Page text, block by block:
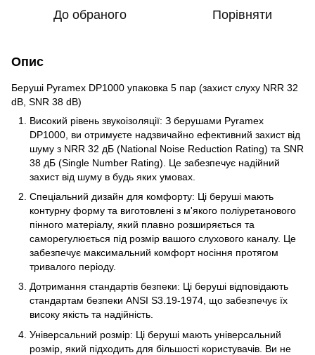
До обраного Порівняти
Опис
Беруші Pyramex DP1000 упаковка 5 пар (захист слуху NRR 32
dB, SNR 38 dB)
Високий рівень звукоізоляції: З берушами Pyramex
DP1000, ви отримуєте надзвичайно ефективний захист від
шуму з NRR 32 дБ (National Noise Reduction Rating) та SNR
38 дБ (Single Number Rating). Це забезпечує надійний
захист від шуму в будь яких умовах.
Спеціальний дизайн для комфорту: Ці беруші мають
контурну форму та виготовлені з м'якого поліуретанового
пінного матеріалу, який плавно розширяється та
саморегулюється під розмір вашого слухового каналу. Це
забезпечує максимальний комфорт носіння протягом
тривалого періоду.
Дотримання стандартів безпеки: Ці беруші відповідають
стандартам безпеки ANSI S3.19-1974, що забезпечує їх
високу якість та надійність.
Універсальний розмір: Ці беруші мають універсальний
розмір, який підходить для більшості користувачів. Ви не